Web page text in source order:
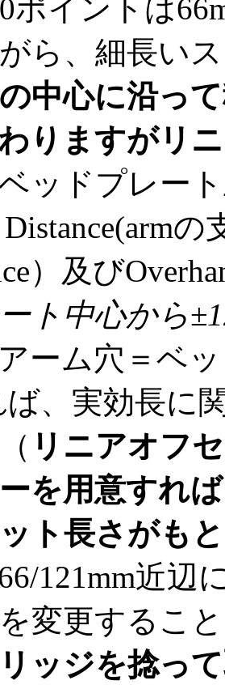
ポイントは
ら、細長い
中心に沿っ
わりますがリ
ッドプレー
）及び
ト中心から
ーム穴＝ベ
、実効長に
リニアオフ
ーを用意すれ
ト長さがも
121mm近辺
変更するこ
ッジを捻っ